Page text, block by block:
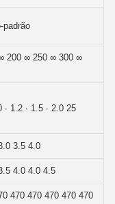
padrão
200 ∞ 250 ∞ 300 ∞
∙ 1.2 ∙ 1.5 ∙ 2.0 25
3.5 4.0
4.0 4.0 4.5
470 470 470 470 470